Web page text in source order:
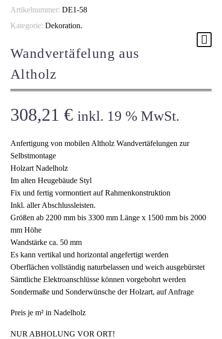
Artikelnummer: DE1-58
Kategorie: Dekoration.
Wandvertäfelung aus
Altholz
308,21 € inkl. 19 % MwSt.
Anfertigung von mobilen Altholz Wandvertäfelungen zur
Selbstmontage
Holzart Nadelholz
Im alten Heugebäude Styl
Fix und fertig vormontiert auf Rahmenkonstruktion
Inkl. aller Abschlussleisten.
Größen ab 2200 mm bis 3300 mm Länge x 1500 mm bis 2000
mm Höhe
Wandstärke ca. 50 mm
Es kann vertikal und horizontal angefertigt werden
Oberflächen vollständig naturbelassen und weich ausgebürstet
Sämtliche Elektroanschlüsse können vorgebohrt werden
Sondermaße und Sonderwünsche der Holzart, auf Anfrage
Preis je m² in Nadelholz
NUR ABHOLUNG VOR ORT!